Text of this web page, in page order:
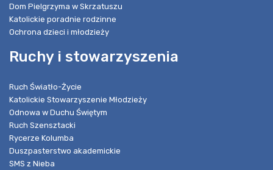
Dom Pielgrzyma w Skrzatuszu
Katolickie poradnie rodzinne
Ochrona dzieci i młodzieży
Ruchy i stowarzyszenia
Ruch Światło-Życie
Katolickie Stowarzyszenie Młodzieży
Odnowa w Duchu Świętym
Ruch Szensztacki
Rycerze Kolumba
Duszpasterstwo akademickie
SMS z Nieba